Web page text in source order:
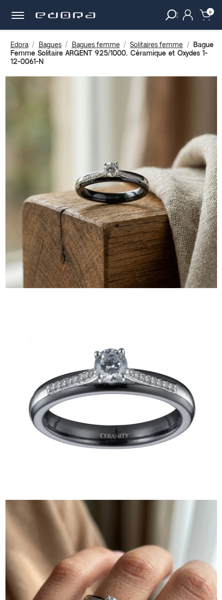
clear 0
Edora Bagues Bagues femme Solitaires femme
Bague
Femme Solitaire ARGENT 925/1000, Céramique et Oxydes 1-
12-0061-N